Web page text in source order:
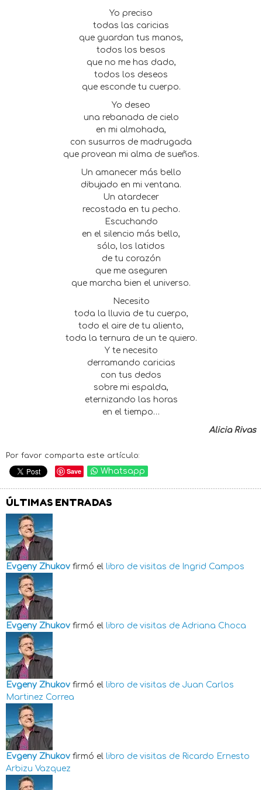
Yo preciso
todas las caricias
que guardan tus manos,
todos los besos
que no me has dado,
todos los deseos
que esconde tu cuerpo.
Yo deseo
una rebanada de cielo
en mi almohada,
con susurros de madrugada
que provean mi alma de sueños.
Un amanecer más bello
dibujado en mi ventana.
Un atardecer
recostada en tu pecho.
Escuchando
en el silencio más bello,
sólo, los latidos
de tu corazón
que me aseguren
que marcha bien el universo.
Necesito
toda la lluvia de tu cuerpo,
todo el aire de tu aliento,
toda la ternura de un te quiero.
Y te necesito
derramando caricias
con tus dedos
sobre mi espalda,
eternizando las horas
en el tiempo…
Alicia Rivas
Por favor comparta este artículo:
Save Whatsapp
ÚLTIMAS ENTRADAS
Evgeny Zhukov firmó el libro de visitas de Ingrid Campos
Evgeny Zhukov firmó el libro de visitas de Adriana Choca
Evgeny Zhukov firmó el libro de visitas de Juan Carlos
Martinez Correa
Evgeny Zhukov firmó el libro de visitas de Ricardo Ernesto
Arbizu Vazquez